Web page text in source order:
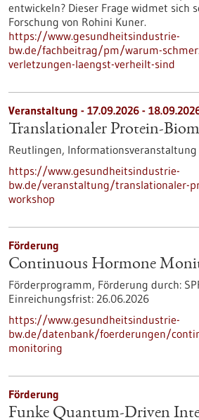
entwickeln? Dieser Frage widmet sich
Forschung von Rohini Kuner.
https://www.gesundheitsindustrie-
bw.de/fachbeitrag/pm/warum-
verletzungen-laengst-verheilt-sind
Veranstaltung - 17.09.2026 -
Translationaler Protein-
Reutlingen, Informationsveranstaltung
https://www.gesundheitsindustrie-
bw.de/veranstaltung/translationaler-
workshop
Förderung
Continuous Hormone
Förderprogramm, Förderung durch:
Einreichungsfrist: 26.06.2026
https://www.gesundheitsindustrie-
bw.de/datenbank/foerderungen/
monitoring
Förderung
Funke Quantum-Driven